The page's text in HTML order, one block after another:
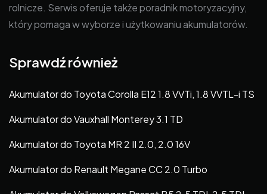
rolnicze. Serwis oferuje także poradnik motoryzacyjny,
który pomaga w wyborze i użytkowaniu akumulatorów.
Sprawdź również
Akumulator do Toyota Corolla E12 1.8 VVTi, 1.8 VVTL-i TS
Akumulator do Vauxhall Monterey 3.1 TD
Akumulator do Toyota MR 2 II 2.0, 2.0 16V
Akumulator do Renault Megane CC 2.0 Turbo